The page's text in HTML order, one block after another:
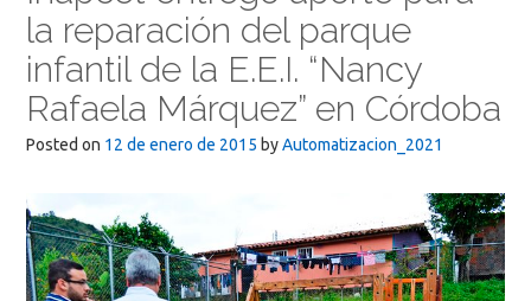
la reparación del parque
infantil de la E.E.I. “Nancy
Rafaela Márquez” en Córdoba
Posted on 12 de enero de 2015 byAutomatizacion_2021